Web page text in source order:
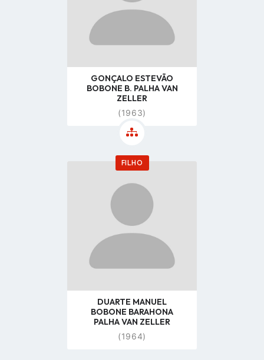
GONÇALO ESTEVÃO
BOBONE B. PALHA VAN
ZELLER
(1963)
FILHO
Go
profile
page
DUARTE MANUEL
BOBONE BARAHONA
PALHA VAN ZELLER
(1964)